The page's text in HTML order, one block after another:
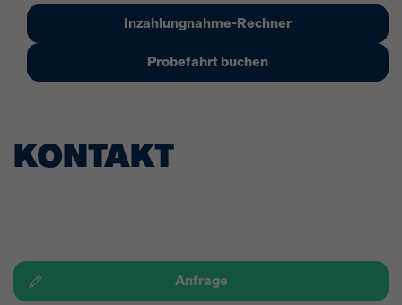
Inzahlungnahme-Rechner
Probefahrt buchen
KONTAKT
Anfrage